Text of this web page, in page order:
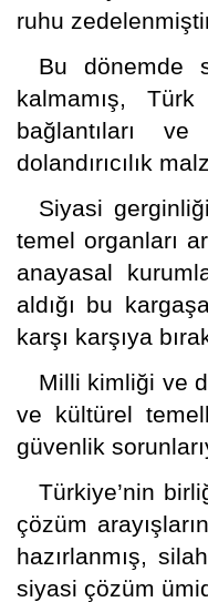
ruhu
Bu dönemde
kalmamış,
bağlantıları
dolandırıcılık
Siyasi
temel organları
anayasal
aldığı bu
karşı karşıya
Milli kimliği ve
ve kültürel
güvenlik
Türkiye’nin
çözüm
hazırlanmış,
siyasi çözüm